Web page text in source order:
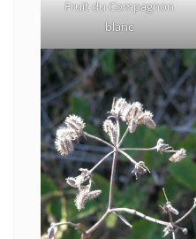
Fruit du Compagnon
blanc